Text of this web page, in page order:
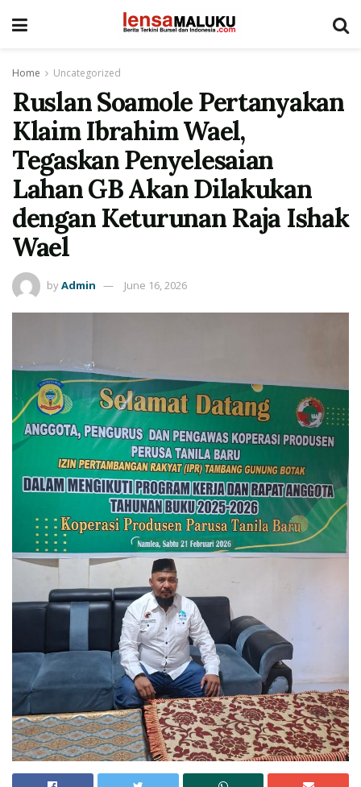
Home Uncategorized
Ruslan Soamole Pertanyakan
Klaim Ibrahim Wael,
Tegaskan Penyelesaian
Lahan GB Akan Dilakukan
dengan Keturunan Raja Ishak
Wael
byAdmin June 16, 2026